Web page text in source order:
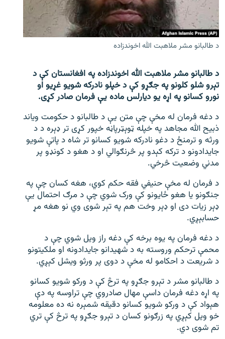
اړیکه
دري پاڼه
Azadi English
راسره ملګري شئ
د ازادې اروپا/ ازادي راډيو ټولې پاڼې
د طالبانو مشر ملاهبت الله اخوندزاده
د طالبانو مشر ملاهبت الله اخوندزاده په افغانستان کې د
تېرو شلو کلونو په جګړو کې د خپلو نادرکه شویو غړیو او
نورو کسانو په اړه یو دیارلس ماده یې فرمان صادر کړی.
د دغه فرمان له مخې چې متن یې د طالبانو د حکومت ویاند
ذبیح الله مجاهد په خپله ټوېټرپاڼه خپور کړی تر ډېره د د
ورثه و ترمنځ د دغو نادرکه شویو کسانو تر شاه د پاتې شویو
جایدادونو د ترکه کېدو پر څرنګوالي او د هغو د کونډو پر
مدني وضعیت څرخي.
د فرمان له مخې حنیفي فقه حکم کوي، هغه کسان چې په
جنګونو یا هغو ځایونو کې ورک شوي چې د مرګ احتمال یې
ډېر زیات دی او ډېر وخت هم په تېر شوی وي نو هغه مړ
حسابېږي.
د دغه فرمان په یوه برخه کې دغه راز ویل شوي چې د
محمې ترحکم وروسته به د شهیدانو جایدادونه او ملکیتونو
د شریعت د احکامو له مخې د دوی پر ورثو ویشل کېږي.
د طالبانو مشر د تېرو جګړو په ترڅ کې د ورکو شویو کسانو
په اړه دغه فرمان داسې مهال صادروي چې تراوسه په دې
هېواد کې د ورکو شویو کسانو دقیقه شمېره نه ده معلومه
خو ویل کېږي په زرګونو کسان د تېرو جګړو په ترڅ کې تري
تم شوی دي.